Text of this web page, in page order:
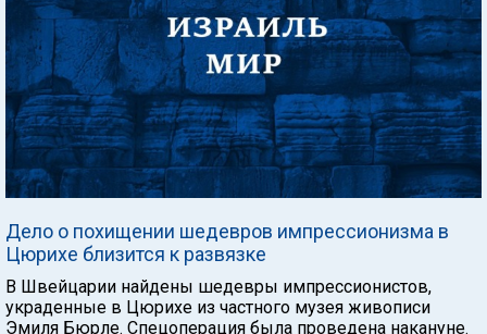
Дело о похищении шедевров импрессионизма в
Цюрихе близится к развязке
В Швейцарии найдены шедевры импрессионистов,
украденные в Цюрихе из частного музея живописи
Эмиля Бюрле. Спецоперация была проведена накануне.